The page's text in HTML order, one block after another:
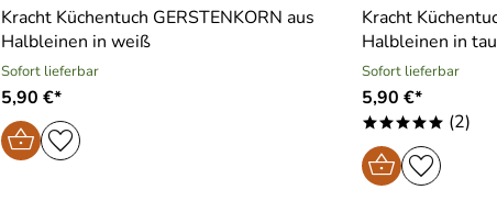
Kracht Küchentuch GERSTENKORN aus
Halbleinen in weiß
Sofort lieferbar
5,90 €*
Kracht
Halbleinen in
Sofort lieferbar
5,90 €*
***** (2)